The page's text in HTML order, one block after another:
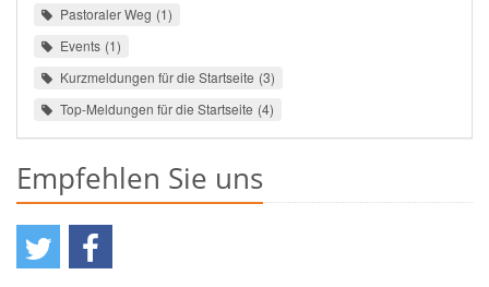
Pastoraler Weg 1
Events 1
Kurzmeldungen für die Startseite 3
Top-Meldungen für die Startseite 4
Empfehlen Sie uns